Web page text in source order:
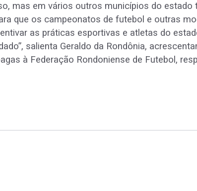
mas em vários outros municípios do estado
que os campeonatos de futebol e outras
as práticas esportivas e atletas do
salienta Geraldo da Rondônia,
à Federação Rondoniense de Futebol,